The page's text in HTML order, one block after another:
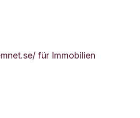
für Immobilien